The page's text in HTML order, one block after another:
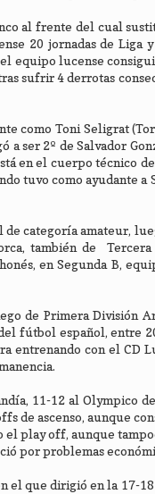
al frente del cual
20 jornadas de Liga
equipo lucense
sufrir 4 derrotas
como Toni Seligrat
ser 2º de Salvador
en el cuerpo técnico
tuvo como ayudante
categoría amateur,
también de
en Segunda B,
de Primera División
fútbol español, entre
entrenando con el CD
11-12 al Olympico
de ascenso, aunque
el play off, aunque
por problemas
que dirigió en la 17-18